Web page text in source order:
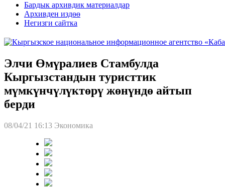
Бардык архивдик материалдар
Архивден издөө
Негизги сайтка
Элчи Өмүралиев Стамбулда
Кыргызстандын туристтик
мүмкүнчүлүктөрү жөнүндө айтып
берди
08/04/21 16:13 Экономика